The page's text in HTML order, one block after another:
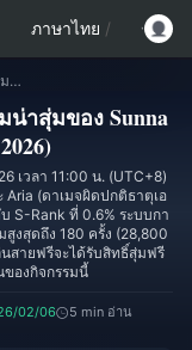
ภาษาไทย /
คู่มือแบนเนอร์ ZZZ 2.6: ลำดับความน่าสุ่มของ Sunna และ Aria (กุมภาพันธ์ 2026)
าสุ่มของ Sunna
เวลา 11:00 น. (UTC+8)
(ดาเมจผิดปกติธาตุเอ
S-Rank ที่ 0.6% ระบบกา
งสุดถึง 180 ครั้ง (28,800
สายฟรีจะได้รับสิทธิ์สุ่มฟรี
องกิจกรรมนี้
02/06 5 min อ่าน